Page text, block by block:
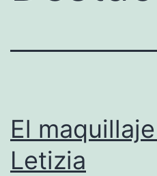
El
Letizia